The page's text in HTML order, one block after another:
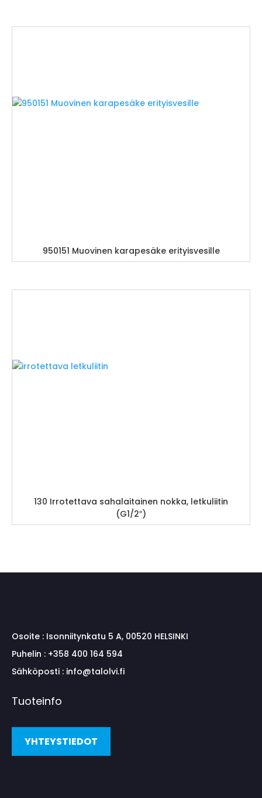
950151 Muovinen karapesäke erityisvesille
130 Irrotettava sahalaitainen nokka, letkuliitin
(G1/2″)
Osoite : Isonniitynkatu 5 A, 00520 HELSINKI
Puhelin : +358 400 164 594
Sähköposti : info@talolvi.fi
Tuoteinfo
YHTEYSTIEDOT